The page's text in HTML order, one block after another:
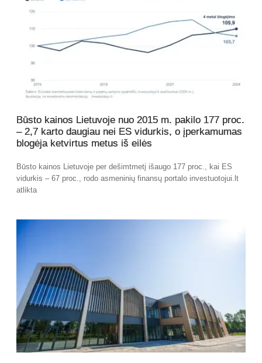
Būsto kainos Lietuvoje nuo 2015 m. pakilo 177 proc.
– 2,7 karto daugiau nei ES vidurkis, o įperkamumas
blogėja ketvirtus metus iš eilės
Būsto kainos Lietuvoje per dešimtmetį išaugo 177 proc., kai ES
vidurkis – 67 proc., rodo asmeninių finansų portalo investuotojui.lt
atlikta